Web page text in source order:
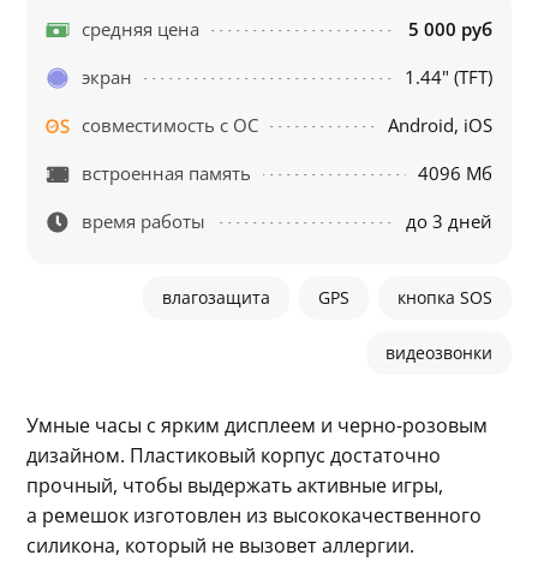
средняя цена
5 000 руб
экран
1.44" (TFT)
совместимость с ОС
Android, iOS
встроенная память
4096 Мб
время работы
до 3 дней
влагозащита GPS кнопка SOS
видеозвонки
Умные часы с ярким дисплеем и черно-розовым
дизайном. Пластиковый корпус достаточно
прочный, чтобы выдержать активные игры,
а ремешок изготовлен из высококачественного
силикона, который не вызовет аллергии.